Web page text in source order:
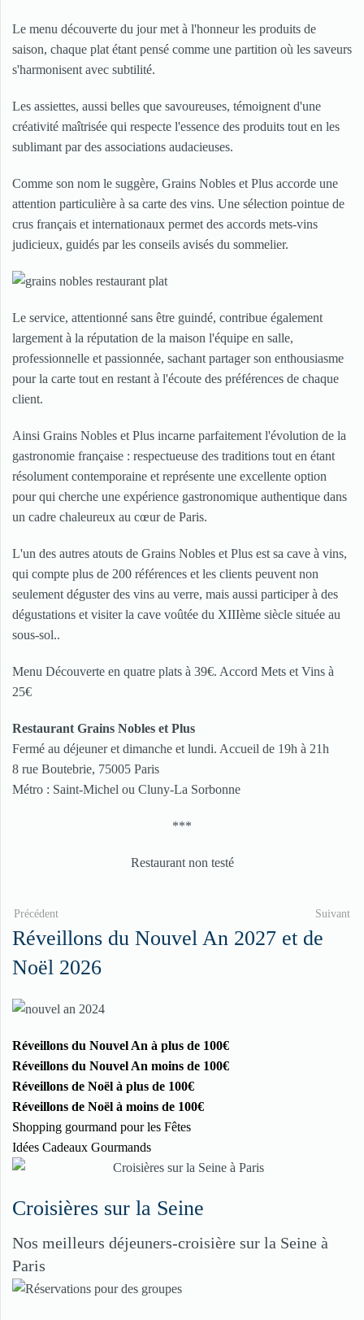
Le menu découverte du jour met à l'honneur les produits de
saison, chaque plat étant pensé comme une partition où les saveurs
s'harmonisent avec subtilité.
Les assiettes, aussi belles que savoureuses, témoignent d'une
créativité maîtrisée qui respecte l'essence des produits tout en les
sublimant par des associations audacieuses.
Comme son nom le suggère, Grains Nobles et Plus accorde une
attention particulière à sa carte des vins. Une sélection pointue de
crus français et internationaux permet des accords mets-vins
judicieux, guidés par les conseils avisés du sommelier.
Le service, attentionné sans être guindé, contribue également
largement à la réputation de la maison l'équipe en salle,
professionnelle et passionnée, sachant partager son enthousiasme
pour la carte tout en restant à l'écoute des préférences de chaque
client.
Ainsi Grains Nobles et Plus incarne parfaitement l'évolution de la
gastronomie française : respectueuse des traditions tout en étant
résolument contemporaine et représente une excellente option
pour qui cherche une expérience gastronomique authentique dans
un cadre chaleureux au cœur de Paris.
L'un des autres atouts de Grains Nobles et Plus est sa cave à vins,
qui compte plus de 200 références et les clients peuvent non
seulement déguster des vins au verre, mais aussi participer à des
dégustations et visiter la cave voûtée du XIIIème siècle située au
sous-sol..
Menu Découverte en quatre plats à 39€. Accord Mets et Vins à
25€
Restaurant Grains Nobles et Plus
Fermé au déjeuner et dimanche et lundi. Accueil de 19h à 21h
8 rue Boutebrie, 75005 Paris
Métro : Saint-Michel ou Cluny-La Sorbonne
***
Restaurant non testé
Précédent Suivant
Réveillons du Nouvel An 2027 et de
Noël 2026
Réveillons du Nouvel An à plus de 100€
Réveillons du Nouvel An moins de 100€
Réveillons de Noël à plus de 100€
Réveillons de Noël à moins de 100€
Shopping gourmand pour les Fêtes
Idées Cadeaux Gourmands
Croisières sur la Seine
Nos meilleurs déjeuners-croisière sur la Seine à
Paris